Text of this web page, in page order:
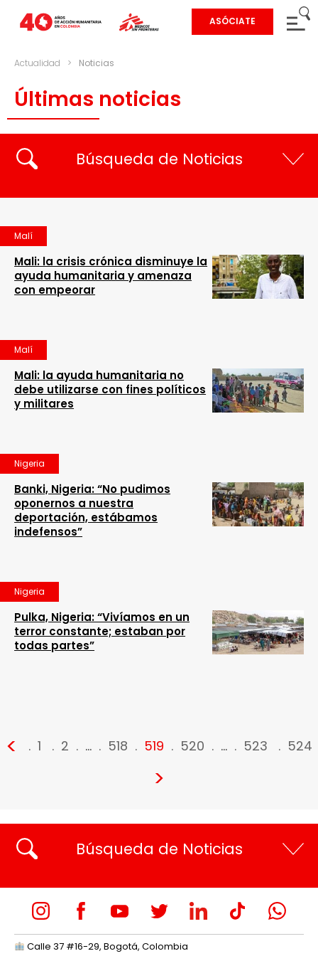
ASÓCIATE
Actualidad > Noticias
Últimas noticias
Búsqueda de Noticias
Malí
Mali: la crisis crónica disminuye la
ayuda humanitaria y amenaza
con empeorar
Malí
Mali: la ayuda humanitaria no
debe utilizarse con fines políticos
y militares
Nigeria
Banki, Nigeria: “No pudimos
oponernos a nuestra
deportación, estábamos
indefensos”
Nigeria
Pulka, Nigeria: “Vivíamos en un
terror constante; estaban por
todas partes”
< 1 2 … 518 519 520 … 523 524
>
Búsqueda de Noticias
Calle 37 #16-29, Bogotá, Colombia